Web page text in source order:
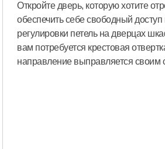
Откройте дверь, которую хотите
обеспечить себе свободный
регулировки петель на дверцах
вам потребуется крестовая
направление выправляется своим